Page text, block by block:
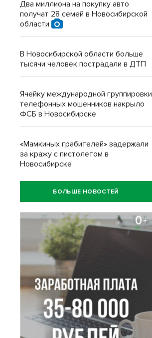
Два миллиона на покупку авто
получат 28 семей в Новосибирской
области
В Новосибирской области больше
тысячи человек пострадали в ДТП
Ячейку международной группировки
телефонных мошенников накрыло
ФСБ в Новосибирске
«Мамкиных грабителей» задержали
за кражу с пистолетом в
Новосибирске
БОЛЬШЕ НОВОСТЕЙ